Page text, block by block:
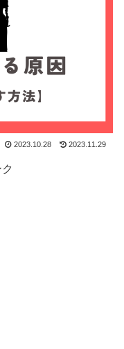
2023.10.28 2023.11.29